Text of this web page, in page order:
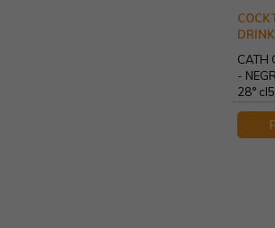
DRINK
CATH
-
28°